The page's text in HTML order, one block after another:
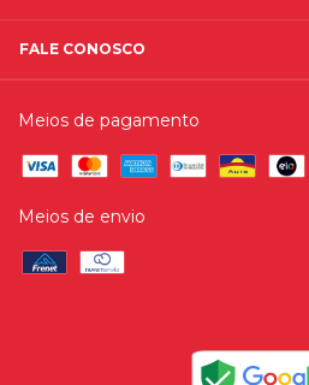
FALE CONOSCO
Meios de pagamento
Meios de envio